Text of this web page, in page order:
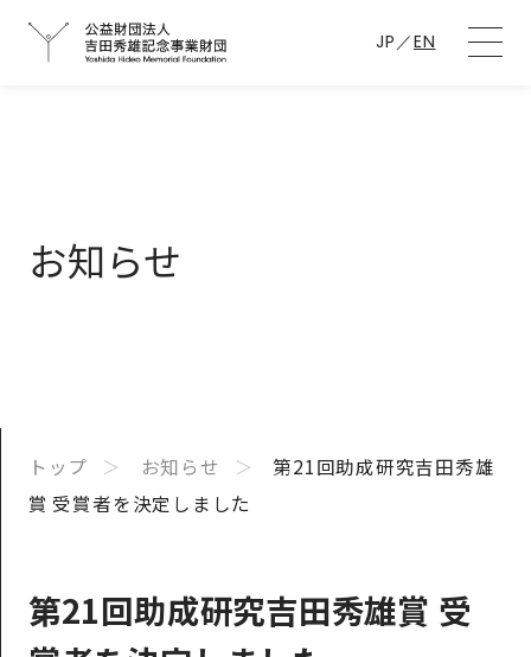
JP／EN
お知らせ
トップ お知らせ
第21回助成研究吉田秀雄
賞 受賞者を決定しました
第21回助成研究吉田秀雄賞 受